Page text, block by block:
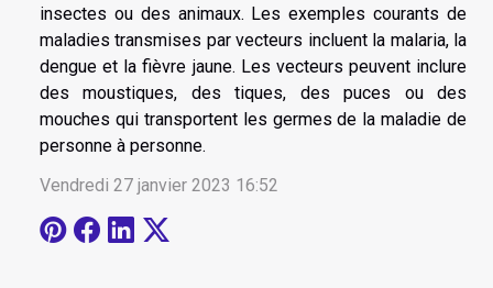
insectes ou des animaux. Les exemples courants de
maladies transmises par vecteurs incluent la malaria, la
dengue et la fièvre jaune. Les vecteurs peuvent inclure
des moustiques, des tiques, des puces ou des
mouches qui transportent les germes de la maladie de
personne à personne.
Vendredi 27 janvier 2023 16:52